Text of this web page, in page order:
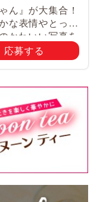
ん』が大集合！
な表情やとって
かわいい写真を
写真や動画を
影 […]
応募する